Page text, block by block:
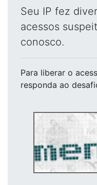
Seu IP fez
acessos
conosco.
Para liberar o
responda ao